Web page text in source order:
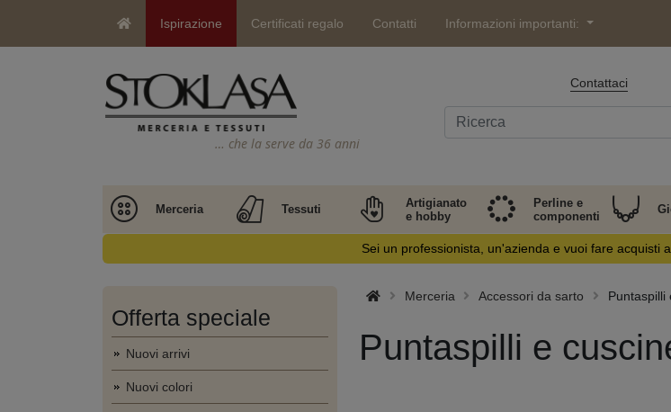
Ispirazione Certificati regalo Contatti Informazioni importanti:
… che la serve da 36 anni
Contattaci
Merceria Tessuti
Artigianato
e hobby
Perline e
componenti
Sei un professionista, un'azienda e vuoi fare acquisti
Offerta speciale
Nuovi arrivi
Nuovi colori
Merceria Accessori da sarto Puntaspilli
Puntaspilli e